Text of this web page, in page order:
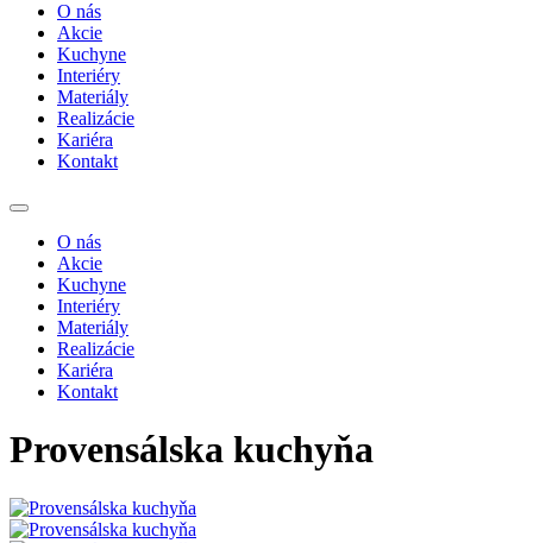
O nás
Akcie
Kuchyne
Interiéry
Materiály
Realizácie
Kariéra
Kontakt
O nás
Akcie
Kuchyne
Interiéry
Materiály
Realizácie
Kariéra
Kontakt
Provensálska kuchyňa